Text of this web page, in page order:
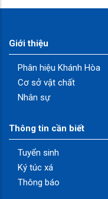
Giới thiệu
Phân hiệu Khánh Hòa
Cơ sở vật chất
Nhân sự
Thông tin cần biết
Tuyển sinh
Ký túc xá
Thông báo